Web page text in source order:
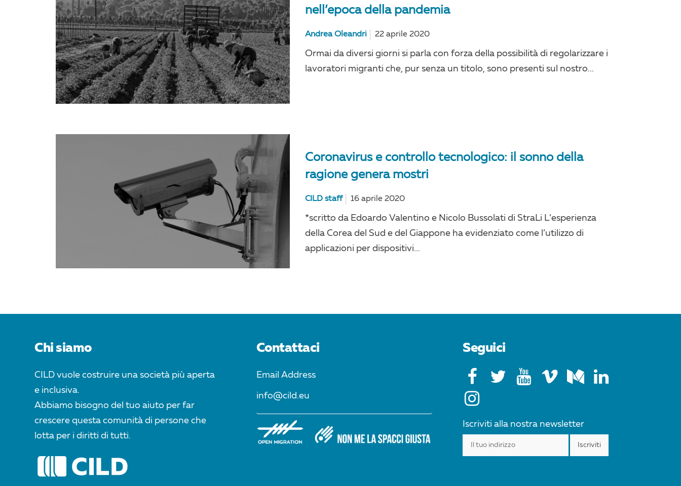
nell’epoca della pandemia
Andrea Oleandri 22 aprile 2020
Ormai da diversi giorni si parla con forza della possibilità di regolarizzare i
lavoratori migranti che, pur senza un titolo, sono presenti sul nostro...
Coronavirus e controllo tecnologico: il sonno della
ragione genera mostri
CILD staff 16 aprile 2020
*scritto da Edoardo Valentino e Nicolo Bussolati di StraLi L’esperienza
della Corea del Sud e del Giappone ha evidenziato come l’utilizzo di
applicazioni per dispositivi...
Chi siamo
CILD vuole costruire una società più aperta
e inclusiva.
Abbiamo bisogno del tuo aiuto per far
crescere questa comunità di persone che
lotta per i diritti di tutti.
Contattaci
Email Address
info@cild.eu
Seguici
Iscriviti alla nostra newsletter